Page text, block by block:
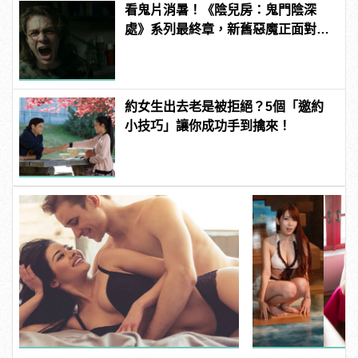
看鬼片消暑！《陰兒房：鬼門陰深
處》系列最終章，新舊惡魔正面對
約女生出去老是被拒絕？5個「邀約
小技巧」讓你成功手到擒來！